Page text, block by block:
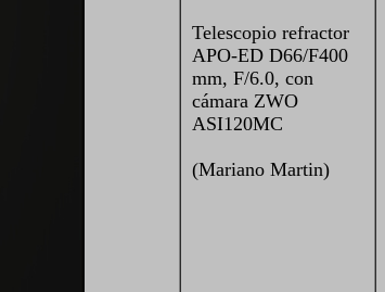
Telescopio refractor
APO-ED D66/F400
mm, F/6.0, con
cámara ZWO
ASI120MC
(Mariano Martin)